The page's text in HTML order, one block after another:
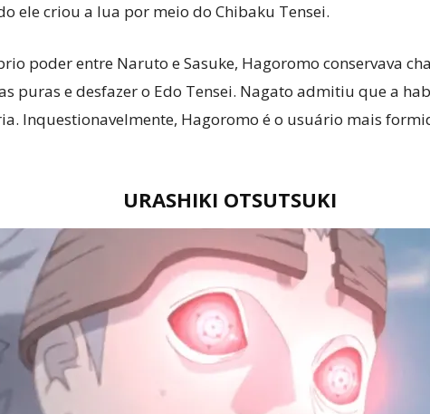
ele criou a lua por meio do Chibaku Tensei.
poder entre Naruto e Sasuke, Hagoromo conservava
puras e desfazer o Edo Tensei. Nagato admitiu que a
Inquestionavelmente, Hagoromo é o usuário mais
URASHIKI OTSUTSUKI